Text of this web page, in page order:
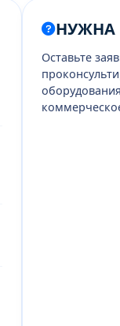
Оставьте